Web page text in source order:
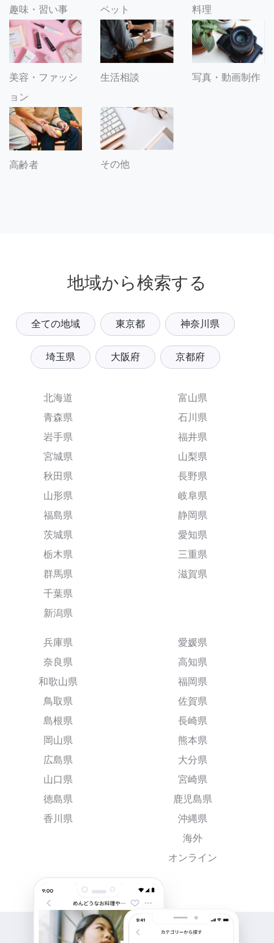
趣味・習い事 ペット 料理
美容・ファッシ
ョン
生活相談 写真・動画制作
高齢者 その他
地域から検索する
全ての地域 東京都 神奈川県
埼玉県 大阪府 京都府
北海道
青森県
岩手県
宮城県
秋田県
山形県
福島県
茨城県
栃木県
群馬県
千葉県
新潟県
富山県
石川県
福井県
山梨県
長野県
岐阜県
静岡県
愛知県
三重県
滋賀県
兵庫県
奈良県
和歌山県
鳥取県
島根県
岡山県
広島県
山口県
徳島県
香川県
愛媛県
高知県
福岡県
佐賀県
長崎県
熊本県
大分県
宮崎県
鹿児島県
沖縄県
海外
オンライン